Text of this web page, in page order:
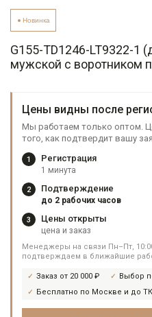
Новинка
G155-TD1246-LT9322-
мужской с воротником
Цены видны после
Мы работаем только оптом.
того, как подтвердит вашу
1 Регистрация
1 минута
2 Подтверждение
до 2 рабочих часов
3 Цены открыты
цена и заказ
Менеджеры на связи Пн–Пт,
подтверждаем в ближайшие
Заказ от 20 000 ₽ Выбор
Бесплатно по Москве и до ТК